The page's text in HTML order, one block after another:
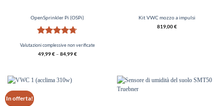
OpenSprinkler Pi (OSPi)
Valutato
4.67vedi
5
Valutazioni complessive non verificate
49,99€– 84,99€
Kit VWC mozzo a impulsi
819,00€
In offerta!